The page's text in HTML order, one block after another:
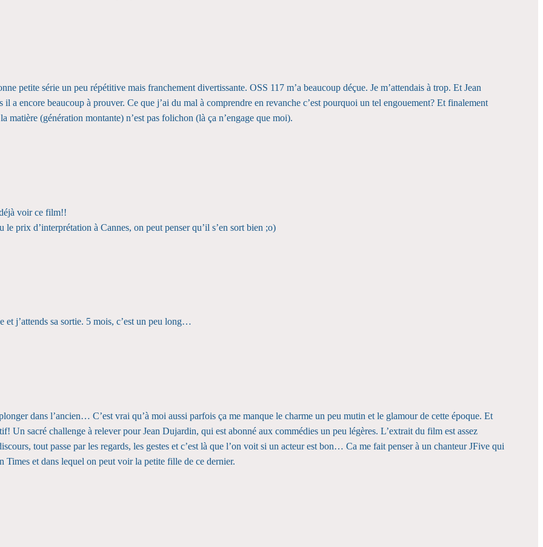
petite série un peu répétitive mais franchement divertissante. OSS 117 m’a beaucoup déçue. Je m’attendais à trop. Et Jean
a encore beaucoup à prouver. Ce que j’ai du mal à comprendre en revanche c’est pourquoi un tel engouement? Et finalement
matière (génération montante) n’est pas folichon (là ça n’engage que moi).
voir ce film!!
prix d’interprétation à Cannes, on peut penser qu’il s’en sort bien ;o)
et j’attends sa sortie. 5 mois, c’est un peu long…
dans l’ancien… C’est vrai qu’à moi aussi parfois ça me manque le charme un peu mutin et le glamour de cette époque. Et
Un sacré challenge à relever pour Jean Dujardin, qui est abonné aux commédies un peu légères. L’extrait du film est assez
tout passe par les regards, les gestes et c’est là que l’on voit si un acteur est bon… Ca me fait penser à un chanteur JFive qui
et dans lequel on peut voir la petite fille de ce dernier.